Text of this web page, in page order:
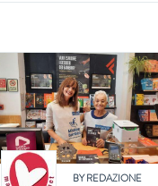
BYREDAZIONE